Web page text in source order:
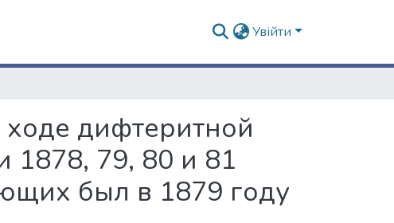
Увійти
дифтеритной
1878, 79, 80 и 81
был в 1879 году